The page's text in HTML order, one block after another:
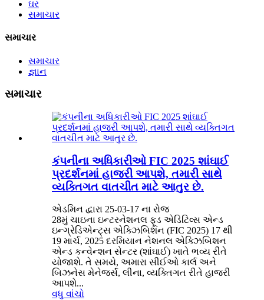
ઘર
સમાચાર
સમાચાર
સમાચાર
જ્ઞાન
સમાચાર
કંપનીના અધિકારીઓ FIC 2025 શાંઘાઈ
પ્રદર્શનમાં હાજરી આપશે, તમારી સાથે
વ્યક્તિગત વાતચીત માટે આતુર છે.
એડમિન દ્વારા 25-03-17 ના રોજ
28મું ચાઇના ઇન્ટરનેશનલ ફૂડ એડિટિવ્સ એન્ડ
ઇન્ગ્રેડિએન્ટ્સ એક્ઝિબિશન (FIC 2025) 17 થી
19 માર્ચ, 2025 દરમિયાન નેશનલ એક્ઝિબિશન
એન્ડ કન્વેન્શન સેન્ટર (શાંઘાઈ) ખાતે ભવ્ય રીતે
યોજાશે. તે સમયે, અમારા સીઈઓ કાર્લ અને
બિઝનેસ મેનેજર્સ, લીના, વ્યક્તિગત રીતે હાજરી
આપશે...
વધુ વાંચો